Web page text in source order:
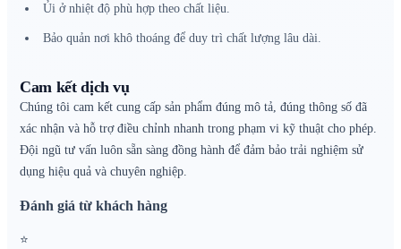
Ủi ở nhiệt độ phù hợp theo chất liệu.
Bảo quản nơi khô thoáng để duy trì chất lượng lâu dài.
Cam kết dịch vụ
Chúng tôi cam kết cung cấp sản phẩm đúng mô tả, đúng thông số đã
xác nhận và hỗ trợ điều chỉnh nhanh trong phạm vi kỹ thuật cho phép.
Đội ngũ tư vấn luôn sẵn sàng đồng hành để đảm bảo trải nghiệm sử
dụng hiệu quả và chuyên nghiệp.
Đánh giá từ khách hàng
⭐